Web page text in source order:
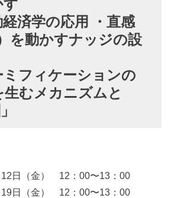
す
経済学の応用 ・直感
を動かすナッジの設
ミフィケーションの
生むメカニズムと
12日（金） 12：00〜13：00
19日（金） 12：00〜13：00